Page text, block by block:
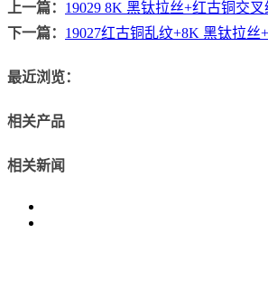
上一篇： 19029 8K 黑钛拉丝+红古铜交叉
下一篇： 19027红古铜乱纹+8K 黑钛拉丝
最近浏览：
相关产品
相关新闻